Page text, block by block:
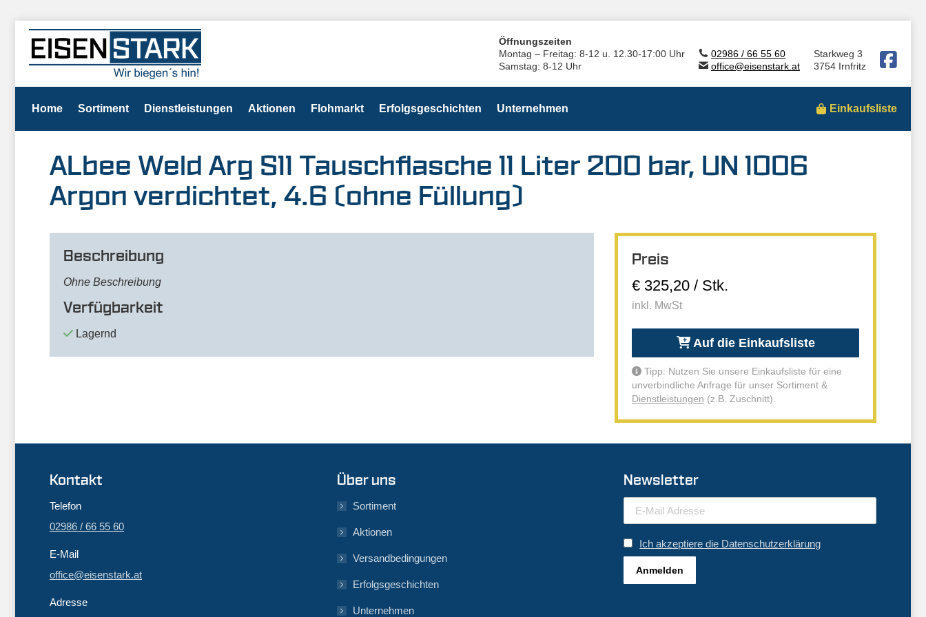
Öffnungszeiten
Montag – Freitag: 8-12 u. 12.30-17:00 Uhr
Samstag: 8-12 Uhr
02986 / 66 55 60
office@eisenstark.at
Starkweg 3
3754 Irnfritz
Home Sortiment Dienstleistungen Aktionen Flohmarkt Erfolgsgeschichten Unternehmen Einkaufsliste
ALbee Weld Arg S11 Tauschflasche 11 Liter 200 bar, UN 1006
Argon verdichtet, 4.6 (ohne Füllung)
Beschreibung
Ohne Beschreibung
Verfügbarkeit
Lagernd
Preis
€ 325,20 / Stk.
inkl. MwSt
Auf die Einkaufsliste
Tipp: Nutzen Sie unsere Einkaufsliste für eine
unverbindliche Anfrage für unser Sortiment &
Dienstleistungen (z.B. Zuschnitt).
Kontakt
Telefon
02986 / 66 55 60
E-Mail
office@eisenstark.at
Adresse
Über uns
Sortiment
Aktionen
Versandbedingungen
Erfolgsgeschichten
Unternehmen
Newsletter
Ich akzeptiere die Datenschutzerklärung